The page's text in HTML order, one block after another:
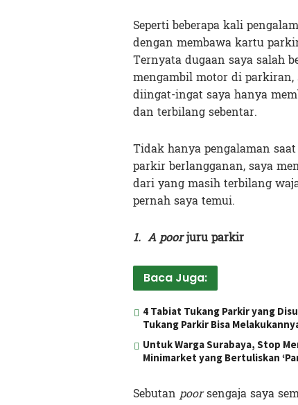
Seperti beberapa kali
dengan membawa kartu
Ternyata dugaan saya salah
mengambil motor di
diingat-ingat saya hanya
dan terbilang sebentar.
Tidak hanya pengalaman
parkir berlangganan, saya
dari yang masih terbilang
pernah saya temui.
1. A poorjuru parkir
Baca Juga:
4 Tabiat Tukang Parkir yang
Tukang Parkir Bisa
Untuk Warga Surabaya, Stop
Minimarket yang Bertuliskan
Sebutan poorsengaja saya